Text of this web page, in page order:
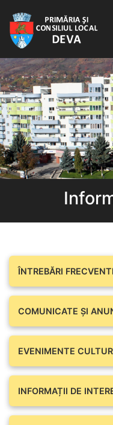
ÎNTREBĂRI
COMUNICATE ŞI
EVENIMENTE
INFORMAȚII DE